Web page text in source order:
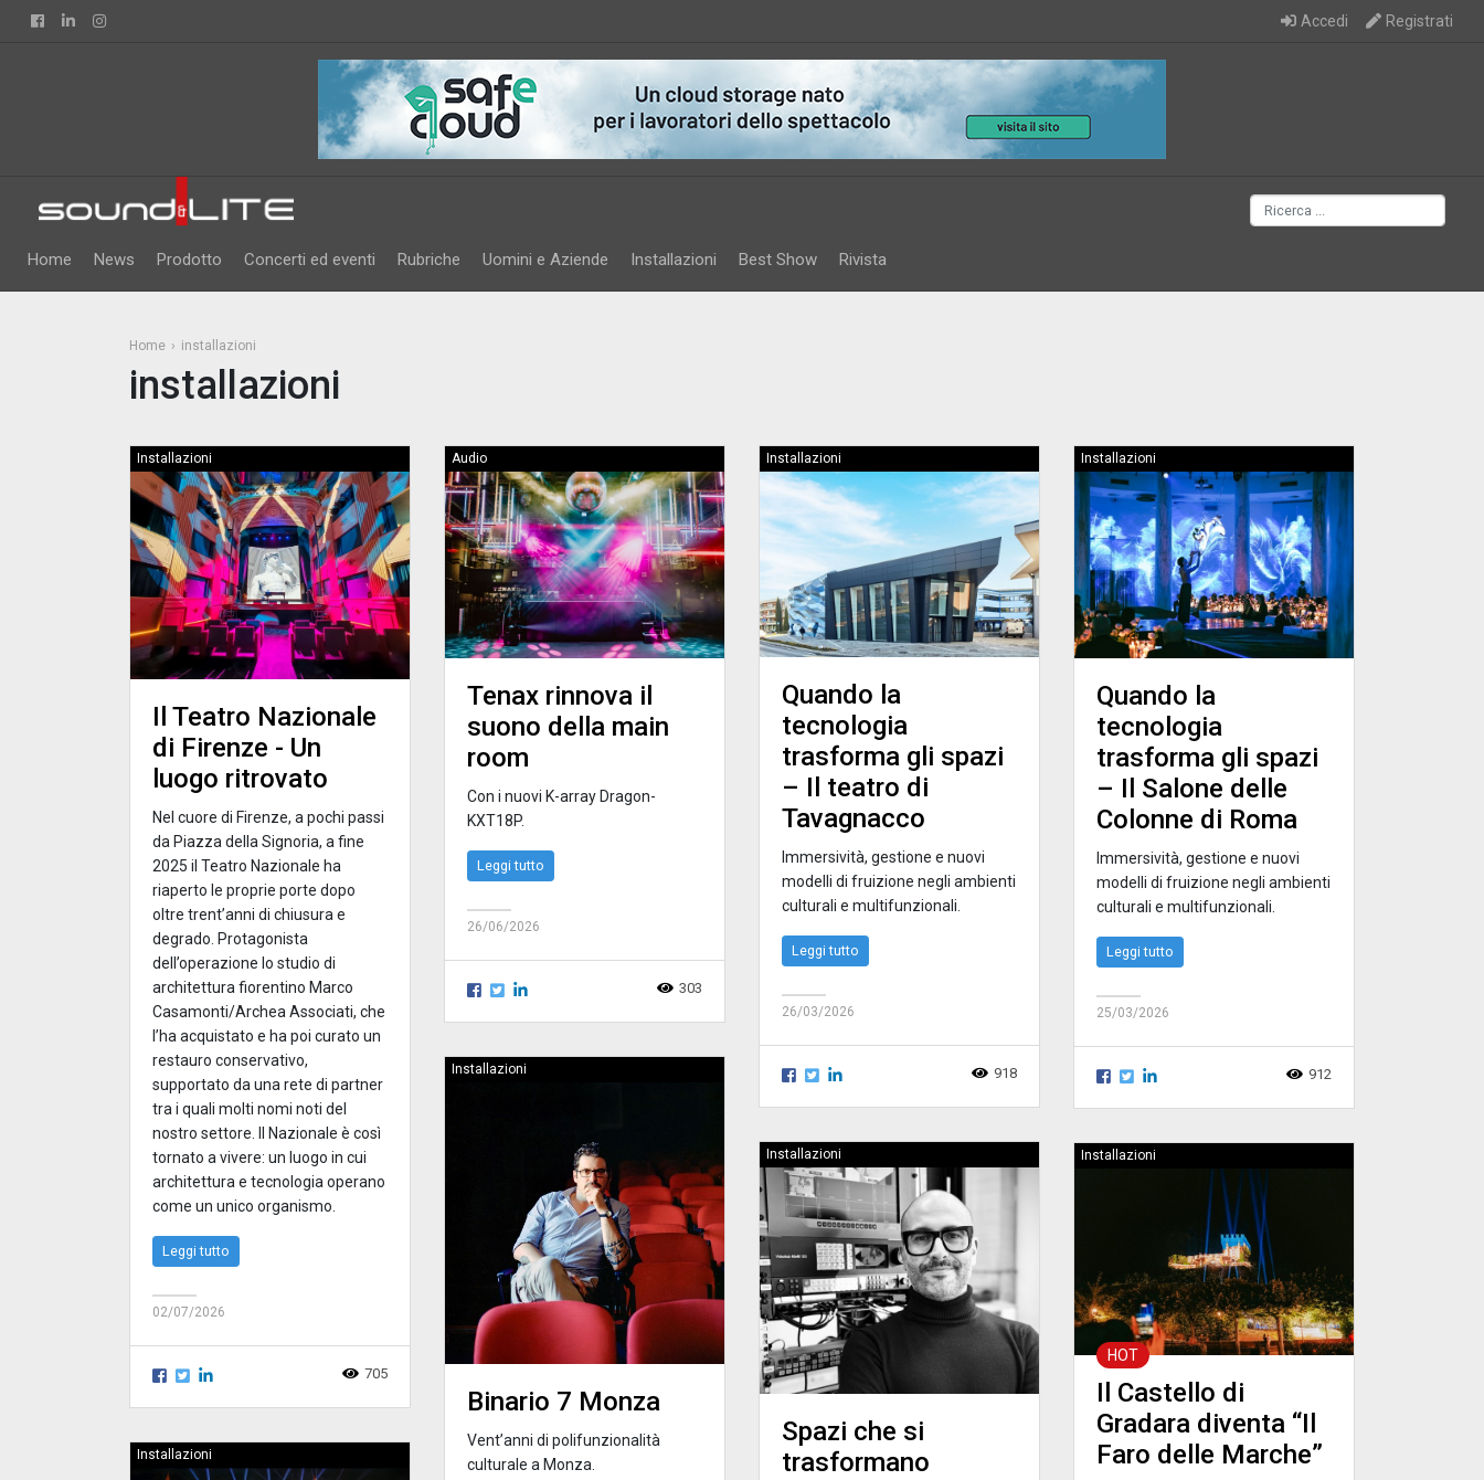
FacebookLinkedin Accedi Registrati
Home News Prodotto Concerti ed eventi Rubriche Uomini e Aziende Installazioni Best Show Rivista
Home installazioni
installazioni
Installazioni
Il Teatro Nazionale
di Firenze - Un
luogo ritrovato
Nel cuore di Firenze, a pochi passi
da Piazza della Signoria, a fine
2025 il Teatro Nazionale ha
riaperto le proprie porte dopo
oltre trent’anni di chiusura e
degrado. Protagonista
dell’operazione lo studio di
architettura fiorentino Marco
Casamonti/Archea Associati, che
l’ha acquistato e ha poi curato un
restauro conservativo,
supportato da una rete di partner
tra i quali molti nomi noti del
nostro settore. Il Nazionale è così
tornato a vivere: un luogo in cui
architettura e tecnologia operano
come un unico organismo.
Leggi tutto
02/07/2026
705
Audio
Tenax rinnova il
suono della main
room
Con i nuovi K-array Dragon-
KXT18P.
Leggi tutto
26/06/2026
303
Installazioni
Quando la
tecnologia
trasforma gli spazi
– Il teatro di
Tavagnacco
Immersività, gestione e nuovi
modelli di fruizione negli ambienti
culturali e multifunzionali.
Leggi tutto
26/03/2026
918
Installazioni
Quando la
tecnologia
trasforma gli spazi
– Il Salone delle
Colonne di Roma
Immersività, gestione e nuovi
modelli di fruizione negli ambienti
culturali e multifunzionali.
Leggi tutto
25/03/2026
912
Installazioni
Binario 7 Monza
Vent’anni di polifunzionalità
culturale a Monza.
Installazioni
Spazi che si
trasformano
Installazioni
HOT
Il Castello di
Gradara diventa “Il
Faro delle Marche”
Installazioni